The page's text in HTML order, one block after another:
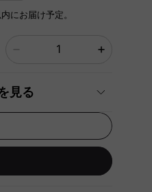
にお届け予定。
見る